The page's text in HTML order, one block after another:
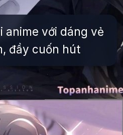
anime với dáng vẻ
đầy cuốn hút
anh-tong-tai-anime